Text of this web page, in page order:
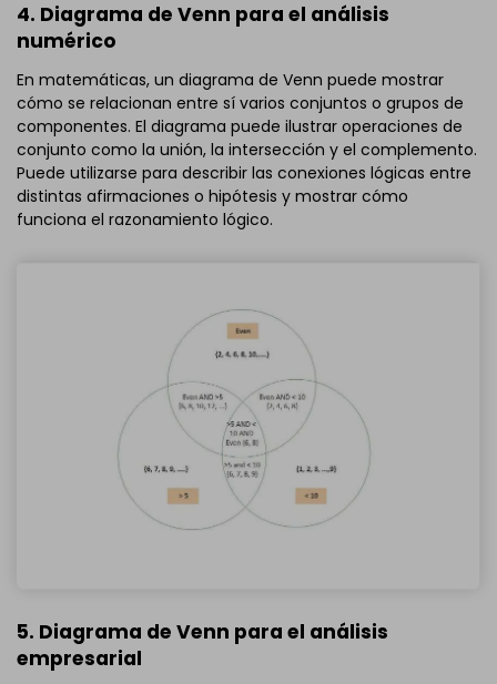
4. Diagrama de Venn para el análisis
numérico
En matemáticas, un diagrama de Venn puede mostrar
cómo se relacionan entre sí varios conjuntos o grupos de
componentes. El diagrama puede ilustrar operaciones de
conjunto como la unión, la intersección y el complemento.
Puede utilizarse para describir las conexiones lógicas entre
distintas afirmaciones o hipótesis y mostrar cómo
funciona el razonamiento lógico.
5. Diagrama de Venn para el análisis
empresarial